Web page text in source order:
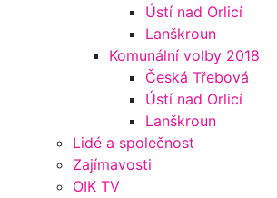
Ústí nad Orlicí
Lanškroun
Komunální volby 2018
Česká Třebová
Ústí nad Orlicí
Lanškroun
Lidé a společnost
Zajímavosti
OIK TV